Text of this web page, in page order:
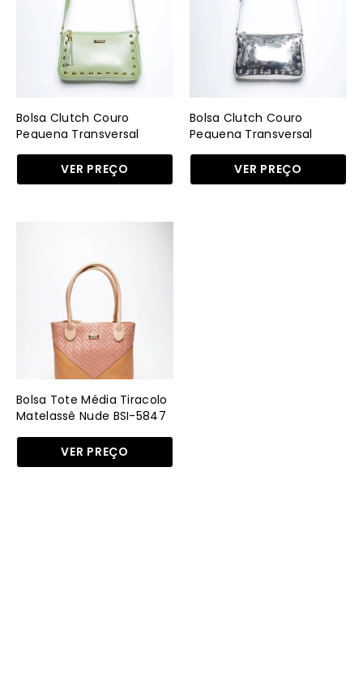
Pequena
Transversal
Verde
BSI-
5873
-
VD
Bolsa Clutch Couro
Pequena Transversal
Verde BSI-5873 - VD
VER PREÇO
Pequena
Transversal
Prata
BSI-
5873
-
PT
Bolsa Clutch Couro
Pequena Transversal
Prata BSI-5873 - PT
VER PREÇO
Média
Tiracolo
Matelassê
Nude
BSI-
5847
-
NU
Bolsa Tote Média Tiracolo
Matelassê Nude BSI-5847
- NU
VER PREÇO